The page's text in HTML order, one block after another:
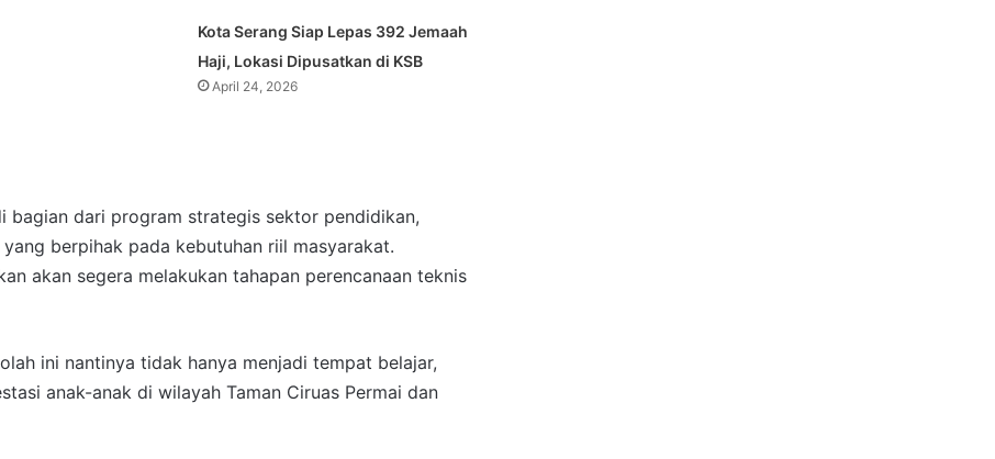
Kota Serang Siap Lepas 392 Jemaah
Haji, Lokasi Dipusatkan di KSB
April 24, 2026
bagian dari program strategis sektor pendidikan,
berpihak pada kebutuhan riil masyarakat.
akan segera melakukan tahapan perencanaan teknis
ini nantinya tidak hanya menjadi tempat belajar,
anak-anak di wilayah Taman Ciruas Permai dan